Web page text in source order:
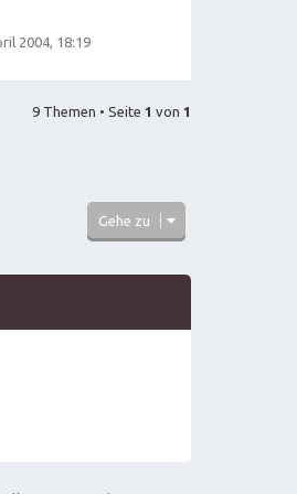
2004, 18:19
9 Themen • Seite 1 von 1
Gehe zu